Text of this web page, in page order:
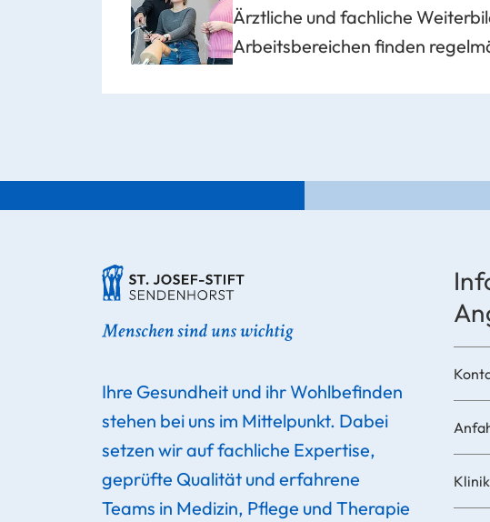
Ärztliche und fachliche
Arbeitsbereichen finden
Ihre Gesundheit und ihr Wohlbefinden
stehen bei uns im Mittelpunkt. Dabei
setzen wir auf fachliche Expertise,
geprüfte Qualität und erfahrene
Teams in Medizin, Pflege und Therapie